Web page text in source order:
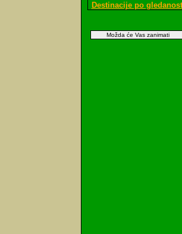
Destinacije po
Možda će Vas zanimati